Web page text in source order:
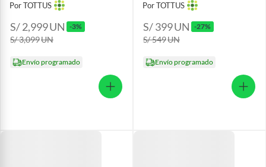
Por TOTTUS
S/ 2,999UN -3%
S/ 3,099UN
Envío programado
Por TOTTUS
S/ 399UN -27%
S/ 549UN
Envío programado